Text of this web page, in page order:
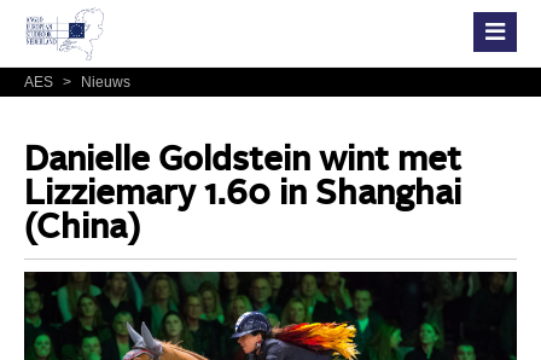
AES > Nieuws
Danielle Goldstein wint met
Lizziemary 1.60 in Shanghai
(China)